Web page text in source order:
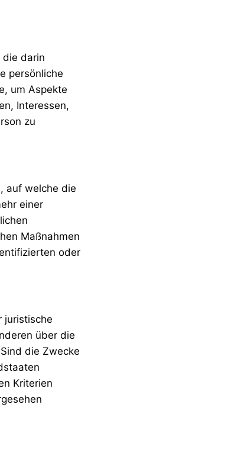
die darin
persönliche
um Aspekte
Interessen,
zu
auf welche die
einer
Maßnahmen
oder
juristische
über die
die Zwecke
Kriterien